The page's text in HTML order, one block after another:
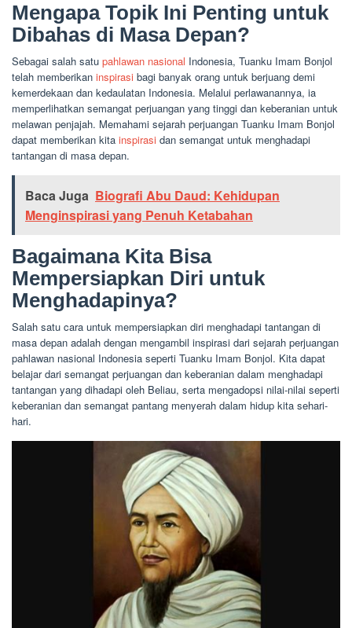
Mengapa Topik Ini Penting untuk
Dibahas di Masa Depan?
Sebagai salah satu pahlawan nasional Indonesia, Tuanku Imam Bonjol
telah memberikan inspirasi bagi banyak orang untuk berjuang demi
kemerdekaan dan kedaulatan Indonesia. Melalui perlawanannya, ia
memperlihatkan semangat perjuangan yang tinggi dan keberanian untuk
melawan penjajah. Memahami sejarah perjuangan Tuanku Imam Bonjol
dapat memberikan kita inspirasi dan semangat untuk menghadapi
tantangan di masa depan.
Baca Juga Biografi Abu Daud: Kehidupan
Menginspirasi yang Penuh Ketabahan
Bagaimana Kita Bisa
Mempersiapkan Diri untuk
Menghadapinya?
Salah satu cara untuk mempersiapkan diri menghadapi tantangan di
masa depan adalah dengan mengambil inspirasi dari sejarah perjuangan
pahlawan nasional Indonesia seperti Tuanku Imam Bonjol. Kita dapat
belajar dari semangat perjuangan dan keberanian dalam menghadapi
tantangan yang dihadapi oleh Beliau, serta mengadopsi nilai-nilai seperti
keberanian dan semangat pantang menyerah dalam hidup kita sehari-
hari.